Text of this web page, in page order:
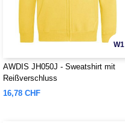
W1
AWDIS JH050J - Sweatshirt mit
Reißverschluss
16,78 CHF